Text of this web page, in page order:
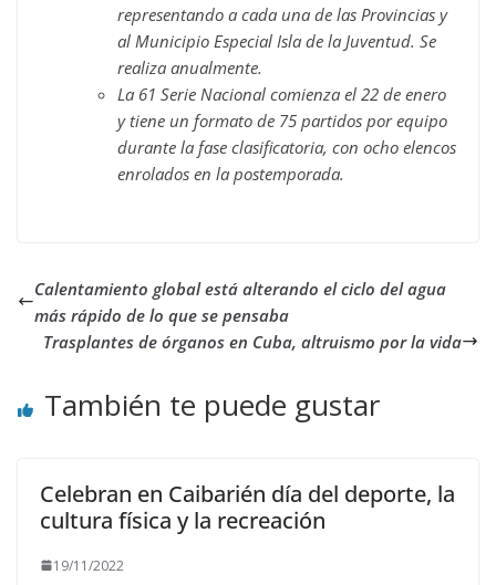
representando a cada una de las Provincias y
al Municipio Especial Isla de la Juventud. Se
realiza anualmente.
La 61 Serie Nacional comienza el 22 de enero
y tiene un formato de 75 partidos por equipo
durante la fase clasificatoria, con ocho elencos
enrolados en la postemporada.
Calentamiento global está alterando el ciclo del agua
más rápido de lo que se pensaba
Trasplantes de órganos en Cuba, altruismo por la vida
También te puede gustar
Celebran en Caibarién día del deporte, la
cultura física y la recreación
19/11/2022